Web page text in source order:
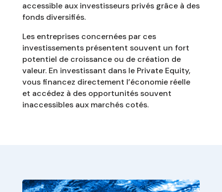
accessible aux investisseurs privés grâce à des
fonds diversifiés.
Les entreprises concernées par ces
investissements présentent souvent un fort
potentiel de croissance ou de création de
valeur. En investissant dans le Private Equity,
vous financez directement l’économie réelle
et accédez à des opportunités souvent
inaccessibles aux marchés cotés.